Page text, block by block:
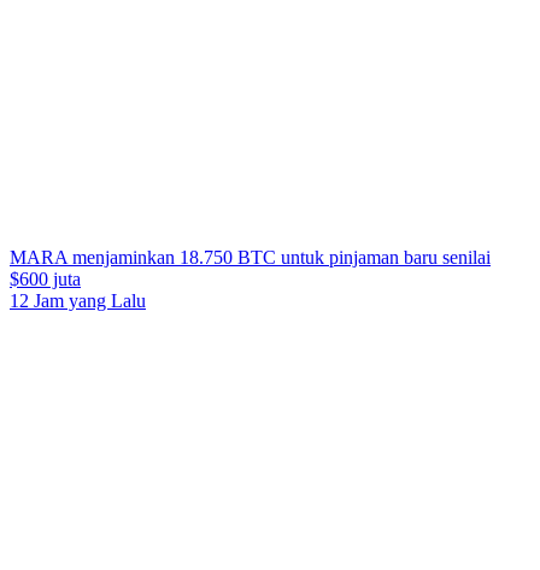
MARA menjaminkan 18.750 BTC untuk pinjaman baru senilai
$600 juta
12 Jam yang Lalu